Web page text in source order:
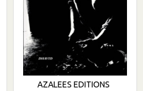
AZALEES EDITIONS